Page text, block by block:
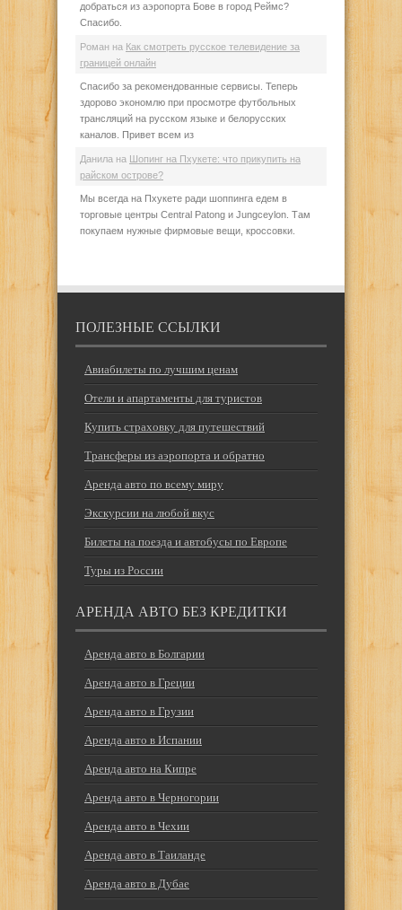
добраться из аэропорта Бове в город Реймс?
Спасибо.
Роман на Как смотреть русское телевидение за
границей онлайн
Спасибо за рекомендованные сервисы. Теперь
здорово экономлю при просмотре футбольных
трансляций на русском языке и белорусских
каналов. Привет всем из
Данила на Шопинг на Пхукете: что прикупить на
райском острове?
Мы всегда на Пхукете ради шоппинга едем в
торговые центры Central Patong и Jungceylon. Там
покупаем нужные фирмовые вещи, кроссовки.
ПОЛЕЗНЫЕ ССЫЛКИ
Авиабилеты по лучшим ценам
Отели и апартаменты для туристов
Купить страховку для путешествий
Трансферы из аэропорта и обратно
Аренда авто по всему миру
Экскурсии на любой вкус
Билеты на поезда и автобусы по Европе
Туры из России
АРЕНДА АВТО БЕЗ КРЕДИТКИ
Аренда авто в Болгарии
Аренда авто в Греции
Аренда авто в Грузии
Аренда авто в Испании
Аренда авто на Кипре
Аренда авто в Черногории
Аренда авто в Чехии
Аренда авто в Таиланде
Аренда авто в Дубае